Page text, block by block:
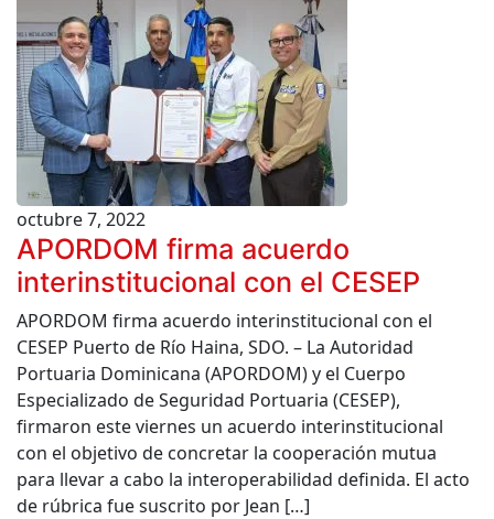
octubre 7, 2022
APORDOM firma acuerdo
interinstitucional con el CESEP
APORDOM firma acuerdo interinstitucional con el
CESEP Puerto de Río Haina, SDO. – La Autoridad
Portuaria Dominicana (APORDOM) y el Cuerpo
Especializado de Seguridad Portuaria (CESEP),
firmaron este viernes un acuerdo interinstitucional
con el objetivo de concretar la cooperación mutua
para llevar a cabo la interoperabilidad definida. El acto
de rúbrica fue suscrito por Jean […]